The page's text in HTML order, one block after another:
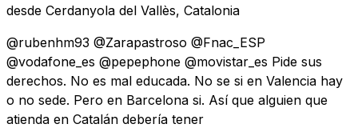
desde Cerdanyola del Vallès, Catalonia
@rubenhm93 @Zarapastroso @Fnac_ESP
@vodafone_es @pepephone @movistar_es Pide sus
derechos. No es mal educada. No se si en Valencia hay
o no sede. Pero en Barcelona si. Así que alguien que
atienda en Catalán debería tener